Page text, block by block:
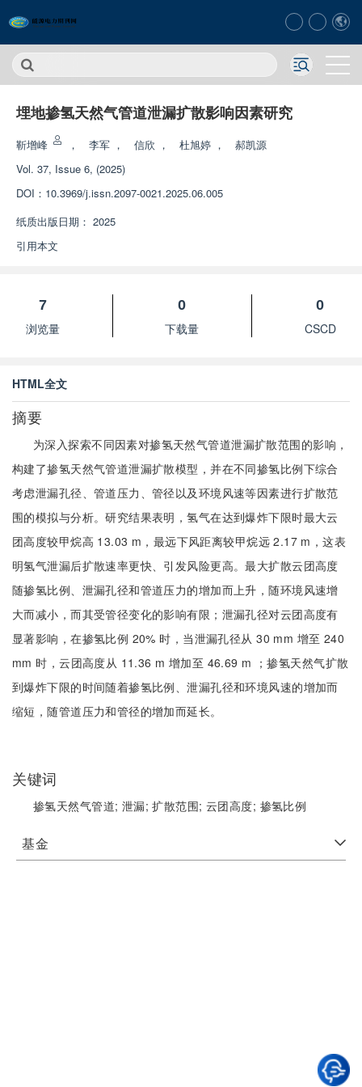
埋地掺氢天然气管道泄漏扩散影响因素研究
靳增峰 ， 李军 ， 信欣 ， 杜旭婷 ，
郝凯源
Vol. 37, Issue 6, (2025)
DOI： 10.3969/j.issn.2097-0021.2025.06.005
纸质出版日期： 2025
引用本文
7
浏览量
0
下载量
0
CSCD
HTML全文
摘要
为深入探索不同因素对掺氢天然气管道泄漏扩散范围的影响，
构建了掺氢天然气管道泄漏扩散模型，并在不同掺氢比例下综合
考虑泄漏孔径、管道压力、管径以及环境风速等因素进行扩散范
围的模拟与分析。研究结果表明，氢气在达到爆炸下限时最大云
团高度较甲烷高 13.03 m，最远下风距离较甲烷远 2.17 m，这表
明氢气泄漏后扩散速率更快、引发风险更高。最大扩散云团高度
随掺氢比例、泄漏孔径和管道压力的增加而上升，随环境风速增
大而减小，而其受管径变化的影响有限；泄漏孔径对云团高度有
显著影响，在掺氢比例 20% 时，当泄漏孔径从 30 mm 增至 240
mm 时，云团高度从 11.36 m 增加至 46.69 m ；掺氢天然气扩散
到爆炸下限的时间随着掺氢比例、泄漏孔径和环境风速的增加而
缩短，随管道压力和管径的增加而延长。
关键词
掺氢天然气管道; 泄漏;扩散范围; 云团高度; 掺氢比例
基金